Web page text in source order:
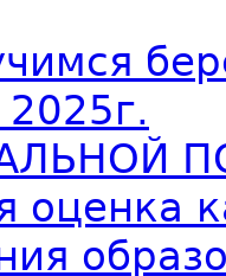
оценка